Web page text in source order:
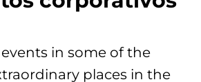
in some of the
places in the